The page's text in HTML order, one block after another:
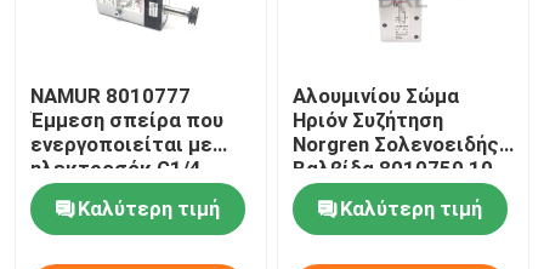
NAMUR 8010777
Έμμεση σπείρα που
ενεργοποιείται με
ηλεκτροσόκ G1/4
Μέγεθος θύρας 5
Θύρα 1 -10 bar
Καλύτερη τιμή
Αλουμινίου Σώμα
Ηριόν Συζήτηση
Norgren Σολενοειδής
Βαλβίδα 8010750 10
Bar -10-50 °C
Καλύτερη τιμή